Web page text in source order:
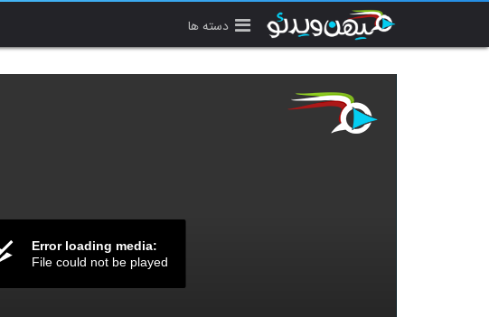
دسته ها
Error loading media:
File could not be played